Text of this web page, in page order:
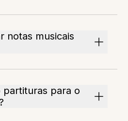
notas musicais
partituras para o